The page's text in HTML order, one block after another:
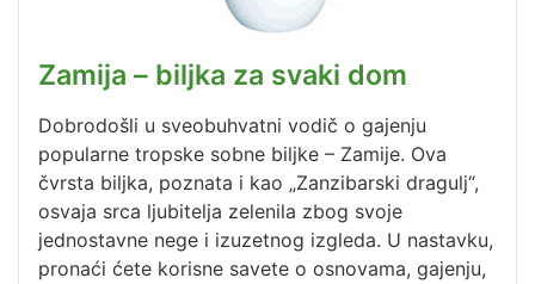
Zamija – biljka za svaki dom
Dobrodošli u sveobuhvatni vodič o gajenju
popularne tropske sobne biljke – Zamije. Ova
čvrsta biljka, poznata i kao „Zanzibarski dragulj“,
osvaja srca ljubitelja zelenila zbog svoje
jednostavne nege i izuzetnog izgleda. U nastavku,
pronaći ćete korisne savete o osnovama, gajenju,